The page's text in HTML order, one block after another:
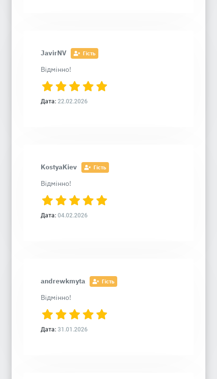
JavirNV Гість
Відмінно!
Дата: 22.02.2026
KostyaKiev Гість
Відмінно!
Дата: 04.02.2026
andrewkmyta Гість
Відмінно!
Дата: 31.01.2026